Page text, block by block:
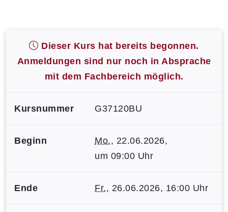
Dieser Kurs hat bereits begonnen.
Anmeldungen sind nur noch in Absprache
mit dem Fachbereich möglich.
Kursnummer G37120BU
Beginn Mo., 22.06.2026,
um 09:00 Uhr
Ende Fr., 26.06.2026, 16:00 Uhr